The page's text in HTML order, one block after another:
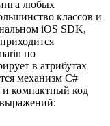
любых
классов и
iOS SDK,
по
в атрибутах
механизм C#
и компактный код